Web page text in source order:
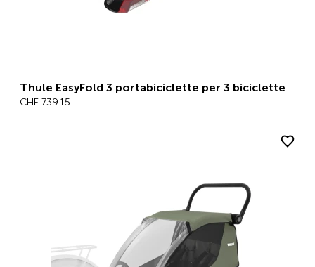
Thule EasyFold 3 portabiciclette per 3 biciclette
CHF 739.15